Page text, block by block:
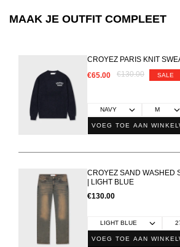
MAAK JE OUTFIT COMPLEET
CROYEZ PARIS KNIT
€65.00
€130.00 SALE
VOEG TOE AAN
CROYEZ SAND WASHED
| LIGHT BLUE
€130.00
VOEG TOE AAN